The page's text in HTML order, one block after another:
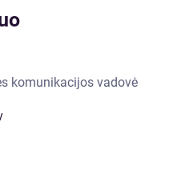
komunikacijos vadovė